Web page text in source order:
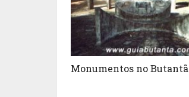
Monumentos no Butantã